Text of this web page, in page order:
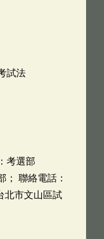
試法
考選部
； 聯絡電話：
北市文山區試